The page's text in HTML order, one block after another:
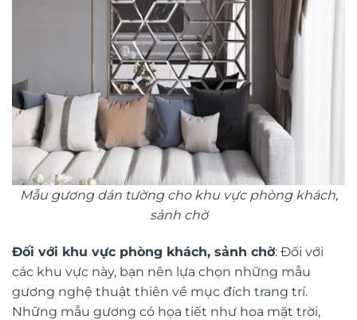
Mẫu gương dán tường cho khu vực phòng khách,
sảnh chờ
Đối với khu vực phòng khách, sảnh chờ: Đối với
các khu vực này, bạn nên lựa chọn những mẫu
gương nghệ thuật thiên về mục đích trang trí.
Những mẫu gương có họa tiết như hoa mặt trời,